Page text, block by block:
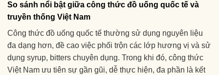
So sánh nổi bật giữa công thức đồ uống quốc tế và
truyền thống Việt Nam
Công thức đồ uống quốc tế thường sử dụng nguyên liệu
đa dạng hơn, đề cao việc phối trộn các lớp hương vị và sử
dụng syrup, bitters chuyên dụng. Trong khi đó, công thức
Việt Nam ưu tiên sự gần gũi, dễ thực hiện, đa phần là kết